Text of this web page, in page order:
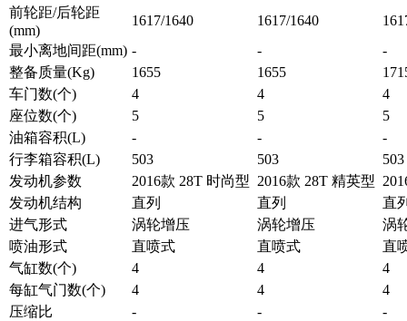
前轮距/后轮距
(mm)
1617/1640 1617/1640
最小离地间距(mm) - -
-
整备质量(Kg)
1655 1655
车门数(个)
4 4
4
座位数(个)
5 5
5
油箱容积(L)
- -
-
行李箱容积(L)
503 503
503
发动机参数
2016款 28T 时尚型 2016款 28T 精英型
发动机结构
直列 直列
直
进气形式
涡轮增压 涡轮增压
涡
喷油形式
直喷式 直喷式
直
气缸数(个)
4 4
4
每缸气门数(个)
4 4
4
压缩比
- -
-